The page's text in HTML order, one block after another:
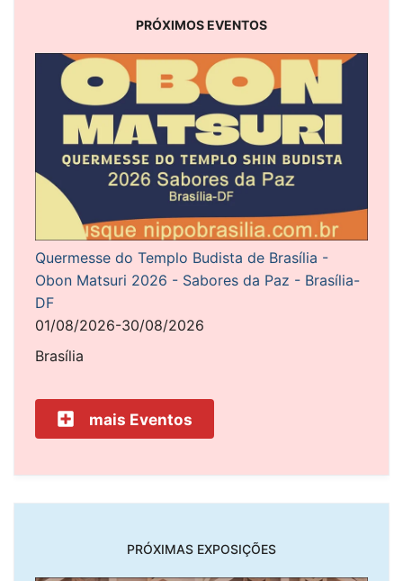
PRÓXIMOS EVENTOS
Quermesse do Templo Budista de Brasília -
Obon Matsuri 2026 - Sabores da Paz - Brasília-
DF
01/08/2026-30/08/2026
Brasília
mais Eventos
PRÓXIMAS EXPOSIÇÕES